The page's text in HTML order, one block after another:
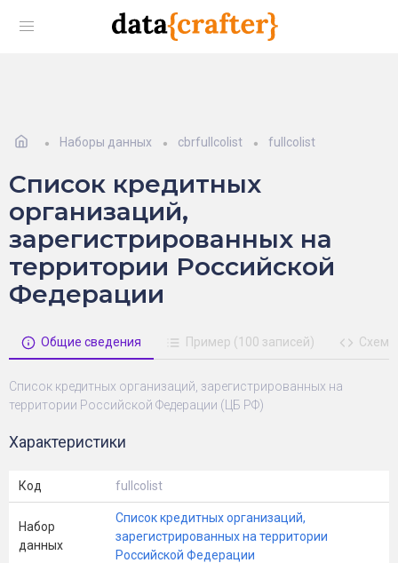
Наборы данных cbrfullcolist fullcolist
Список кредитных
организаций,
зарегистрированных на
территории Российской
Федерации
Общие сведения Пример (100 записей) Схема
Список кредитных организаций, зарегистрированных на
территории Российской Федерации (ЦБ РФ)
Характеристики
Код fullcolist
Набор
данных
Список кредитных организаций,
зарегистрированных на территории
Российской Федерации